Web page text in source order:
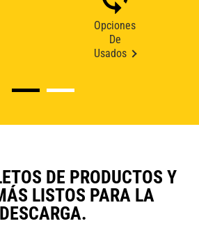
Opciones
De
Usados
DE PRODUCTOS Y
LISTOS PARA LA
DESCARGA.